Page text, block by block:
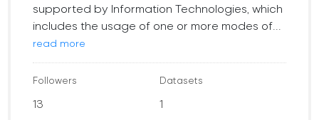
supported by Information Technologies, which
includes the usage of one or more modes of...
read more
Followers
13
Datasets
1